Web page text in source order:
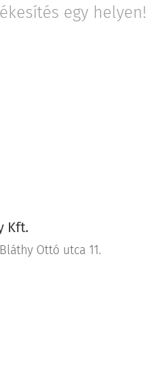
egy helyen!
Kft.
Ottó utca 11.